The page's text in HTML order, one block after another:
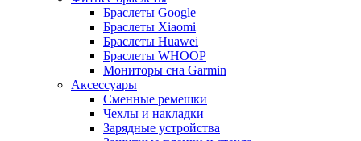
Браслеты Google
Браслеты Xiaomi
Браслеты Huawei
Браслеты WHOOP
Мониторы сна Garmin
Аксессуары
Сменные ремешки
Чехлы и накладки
Зарядные устройства